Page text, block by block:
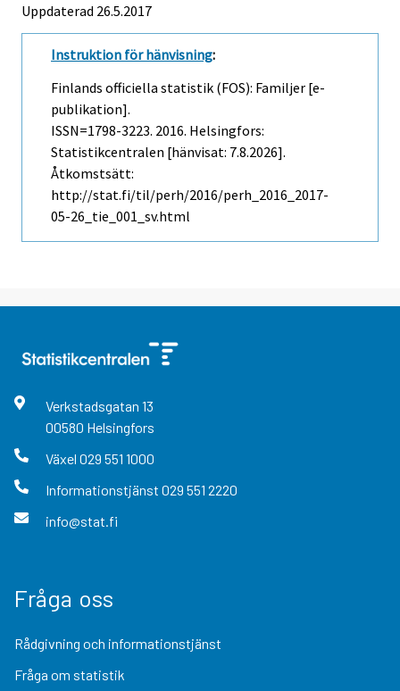
Uppdaterad 26.5.2017
Instruktion för hänvisning:
Finlands officiella statistik (FOS): Familjer [e-
publikation].
ISSN=1798-3223. 2016. Helsingfors:
Statistikcentralen [hänvisat: 7.8.2026].
Åtkomstsätt:
http://stat.fi/til/perh/2016/perh_2016_2017-
05-26_tie_001_sv.html
Verkstadsgatan 13
00580 Helsingfors
Växel 029 551 1000
Informationstjänst 029 551 2220
info@stat.fi
Fråga oss
Rådgivning och informationstjänst
Fråga om statistik